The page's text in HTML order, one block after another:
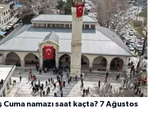
Cuma namazı saat kaçta? 7 Ağustos